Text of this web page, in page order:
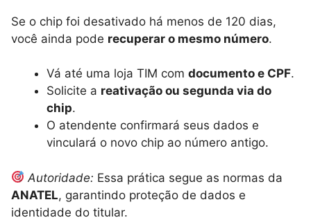
Se o chip foi desativado há menos de 120 dias,
você ainda pode recuperar o mesmo número.
Vá até uma loja TIM com documento e CPF.
Solicite a reativação ou segunda via do
chip.
O atendente confirmará seus dados e
vinculará o novo chip ao número antigo.
Autoridade: Essa prática segue as normas da
ANATEL, garantindo proteção de dados e
identidade do titular.